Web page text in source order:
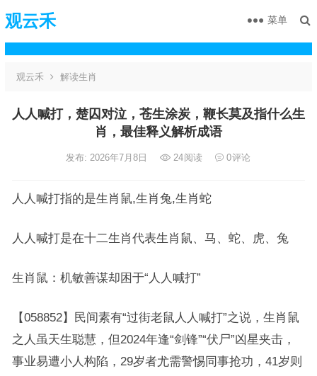
观云禾 菜单
观云禾 解读生肖
人人喊打，楚囚对泣，苍生涂炭，鞭长莫及指什么生
肖，最佳释义解析成语
发布: 2026年7月8日 24阅读 0评论
人人喊打指的是生肖鼠,生肖兔,生肖蛇
人人喊打是在十二生肖代表生肖鼠、马、蛇、虎、兔
生肖鼠：机敏善谋却困于“人人喊打”
【058852】民间素有“过街老鼠人人喊打”之说，生肖鼠
之人虽天生聪慧，但2024年逢“剑锋”“伏尸”凶星夹击，
事业易遭小人构陷，29岁者尤需警惕同事抢功，41岁则